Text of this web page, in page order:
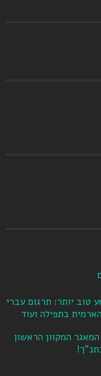
טוב יותר: תרגום עברי
בתפילה ועוד
המקוון הראשון